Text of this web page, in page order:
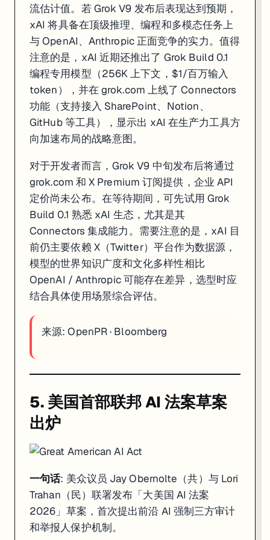
流估计值。若 Grok V9 发布后表现达到预期，
xAI 将具备在顶级推理、编程和多模态任务上
与 OpenAI、Anthropic 正面竞争的实力。值得
注意的是，xAI 近期还推出了 Grok Build 0.1
编程专用模型（256K 上下文，$1/百万输入
token），并在 grok.com 上线了 Connectors
功能（支持接入 SharePoint、Notion、
GitHub 等工具），显示出 xAI 在生产力工具方
向加速布局的战略意图。
对于开发者而言，Grok V9 中旬发布后将通过
grok.com 和 X Premium 订阅提供，企业 API
定价尚未公布。在等待期间，可先试用 Grok
Build 0.1 熟悉 xAI 生态，尤其是其
Connectors 集成能力。需要注意的是，xAI 目
前仍主要依赖 X（Twitter）平台作为数据源，
模型的世界知识广度和文化多样性相比
OpenAI / Anthropic 可能存在差异，选型时应
结合具体使用场景综合评估。
来源:OpenPR· Bloomberg
5. 美国首部联邦 AI 法案草案
出炉
一句话: 美众议员 Jay Obernolte（共）与 Lori
Trahan（民）联署发布「大美国 AI 法案
2026」草案，首次提出前沿 AI 强制三方审计
和举报人保护机制。